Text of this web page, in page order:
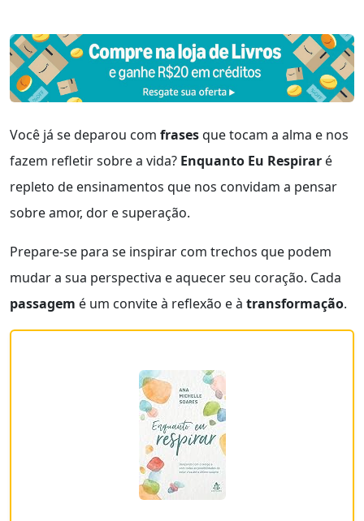
Você já se deparou com frasesque tocam a alma e nos
fazem refletir sobre a vida? Enquanto Eu Respirar é
repleto de ensinamentos que nos convidam a pensar
sobre amor, dor e superação.
Prepare-se para se inspirar com trechos que podem
mudar a sua perspectiva e aquecer seu coração. Cada
passagem é um convite à reflexão e à transformação.